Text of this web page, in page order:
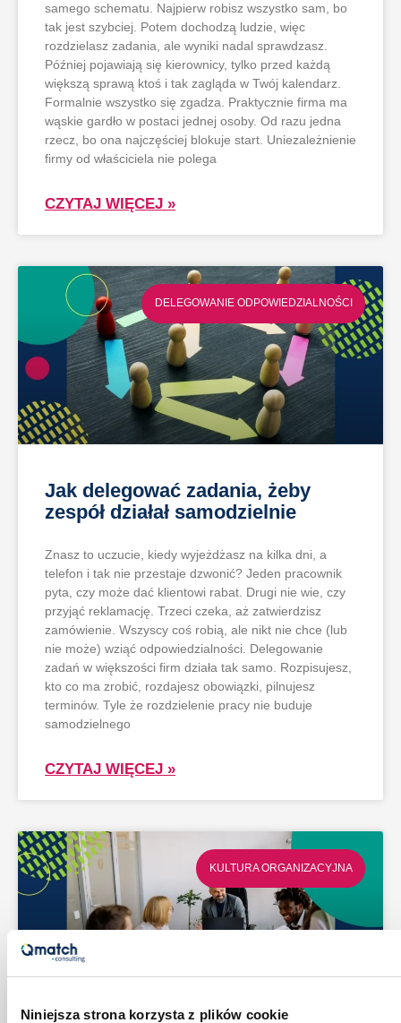
Niniejsza strona korzysta z plików cookie
samego schematu. Najpierw robisz wszystko sam, bo
tak jest szybciej. Potem dochodzą ludzie, więc
rozdzielasz zadania, ale wyniki nadal sprawdzasz.
Później pojawiają się kierownicy, tylko przed każdą
większą sprawą ktoś i tak zagląda w Twój kalendarz.
Formalnie wszystko się zgadza. Praktycznie firma ma
wąskie gardło w postaci jednej osoby. Od razu jedna
rzecz, bo ona najczęściej blokuje start. Uniezależnienie
firmy od właściciela nie polega
CZYTAJ WIĘCEJ »
DELEGOWANIE ODPOWIEDZIALNOŚCI
Jak delegować zadania, żeby
zespół działał samodzielnie
Znasz to uczucie, kiedy wyjeżdżasz na kilka dni, a
telefon i tak nie przestaje dzwonić? Jeden pracownik
pyta, czy może dać klientowi rabat. Drugi nie wie, czy
przyjąć reklamację. Trzeci czeka, aż zatwierdzisz
zamówienie. Wszyscy coś robią, ale nikt nie chce (lub
nie może) wziąć odpowiedzialności. Delegowanie
zadań w większości firm działa tak samo. Rozpisujesz,
kto co ma zrobić, rozdajesz obowiązki, pilnujesz
terminów. Tyle że rozdzielenie pracy nie buduje
samodzielnego
CZYTAJ WIĘCEJ »
KULTURA ORGANIZACYJNA